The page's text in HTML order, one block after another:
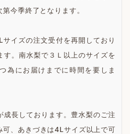
今季終了となります。
サイズの注文受付を再開しており
す。南水梨で３Ｌ以上のサイズを
為にお届けまでに時間を要しま
成長しております。豊水梨のご注
可、あきづきは4Lサイズ以上で可